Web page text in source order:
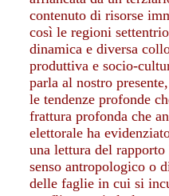
contenuto di risorse
così le regioni
dinamica e diversa
produttiva e socio-
parla al nostro
le tendenze profonde
frattura profonda che
elettorale ha
una lettura del
senso antropologico o
delle faglie in cui si